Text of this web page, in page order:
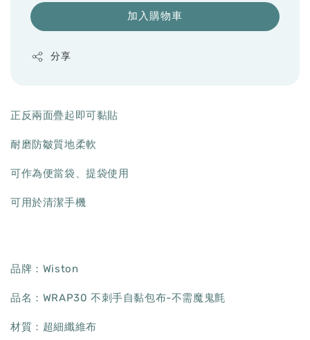
加入購物車
分享
正反兩面疊起即可黏貼
耐磨防皺質地柔軟
可作為便當袋、提袋使用
可用於清潔手機
品牌：Wiston
品名：WRAP30 不刺手自黏包布-不需魔鬼氈
材質：超細纖維布